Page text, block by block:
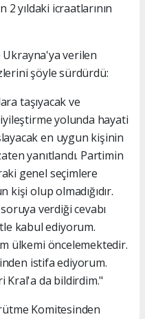
2 yıldaki icraatlarının
verilen
şöyle sürdürdü:
taşıyacak ve
iyileştirme yolunda hayati
en uygun kişinin
yanıtlandı. Partimin
genel seçimlere
olup olmadığıdır.
verdiği cevabı
kabul ediyorum.
ülkemi öncelemektedir.
istifa ediyorum.
Kral'a da bildirdim."
Komitesinden